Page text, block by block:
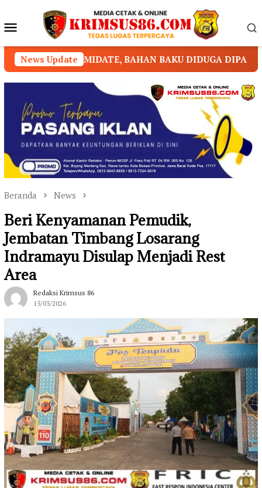
konten Menu
Mobile
News Update
BAHAN BAKU DIDUGA DIPASOK DARI KAMBOJA
Beranda News
Beri Kenyamanan Pemudik,
Jembatan Timbang Losarang
Indramayu Disulap Menjadi Rest
Area
Redaksi Krimsus 86
15/03/2026